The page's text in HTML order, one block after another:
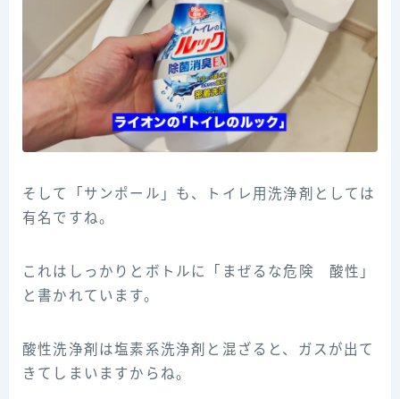
そして「サンポール」も、トイレ用洗浄剤としては
有名ですね。
これはしっかりとボトルに「まぜるな危険 酸性」
と書かれています。
酸性洗浄剤は塩素系洗浄剤と混ざると、ガスが出て
きてしまいますからね。